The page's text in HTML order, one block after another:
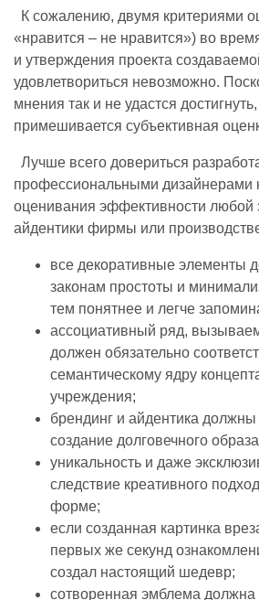
К сожалению, двумя критериями
«нравится – не нравится») во
и утверждения проекта
удовлетвориться невозможно.
мнения так и не удастся
примешивается субъективная
Лучше всего довериться
профессиональными дизайнерами
оценивания эффективности
айдентики фирмы или
все декоративные элементы
законам простоты и
тем понятнее и легче
ассоциативный ряд,
должен обязательно
семантическому ядру
учреждения;
брендинг и айдентика должны
создание долговечного
уникальность и даже
следствие креативного
форме;
если созданная картинка
первых же секунд
создал настоящий шедевр;
сотворенная эмблема должна